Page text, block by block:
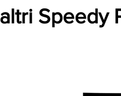
Speedy